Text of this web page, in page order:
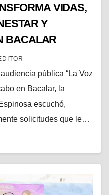
VIDAS,
Y
BACALAR
pública “La Voz
en Bacalar, la
escuchó,
solicitudes que le…